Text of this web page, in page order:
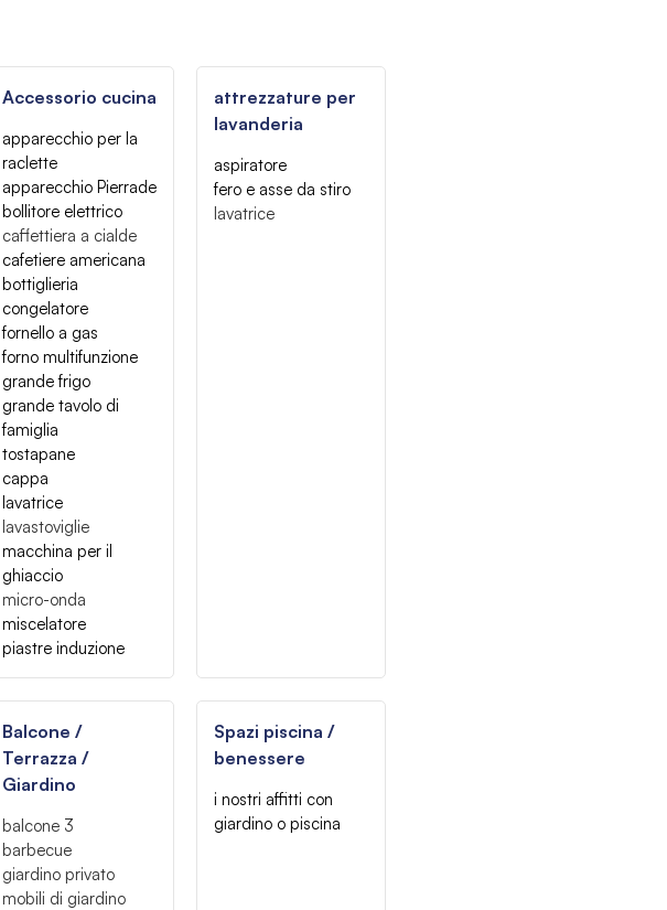
Accessorio cucina
apparecchio per la
raclette
apparecchio Pierrade
bollitore elettrico
caffettiera a cialde
cafetiere americana
bottiglieria
congelatore
fornello a gas
forno multifunzione
grande frigo
grande tavolo di
famiglia
tostapane
cappa
lavatrice
lavastoviglie
macchina per il
ghiaccio
micro-onda
miscelatore
piastre induzione
attrezzature per
lavanderia
aspiratore
fero e asse da stiro
lavatrice
Balcone /
Terrazza /
Giardino
balcone 3
barbecue
giardino privato
mobili di giardino
Spazi piscina /
benessere
i nostri affitti con
giardino o piscina